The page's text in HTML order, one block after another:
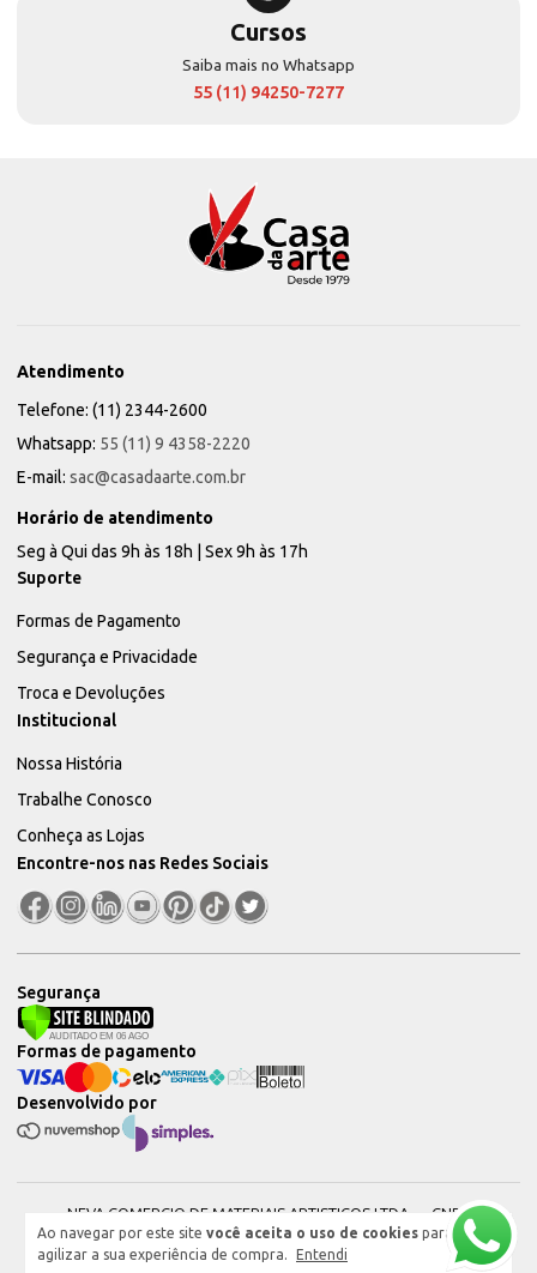
Ao navegar por este site você aceita o uso de cookies para
agilizar a sua experiência de compra.
Entendi
Cursos
Saiba mais no Whatsapp
55 (11) 94250-7277
Atendimento
Telefone: (11) 2344-2600
Whatsapp: 55 (11) 9 4358-2220
E-mail: sac@casadaarte.com.br
Horário de atendimento
Seg à Qui das 9h às 18h | Sex 9h às 17h
Suporte
Formas de Pagamento
Segurança e Privacidade
Troca e Devoluções
Institucional
Nossa História
Trabalhe Conosco
Conheça as Lojas
Encontre-nos nas Redes Sociais
Segurança
Desenvolvido por
Formas de pagamento
NEVA COMERCIO DE MATERIAIS ARTISTICOS LTDA — CNPJ:
51604544000101 © 2026. Todos os direitos reservados.